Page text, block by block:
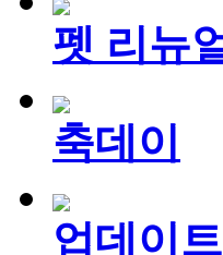
펫 리뉴
축데이
업데이